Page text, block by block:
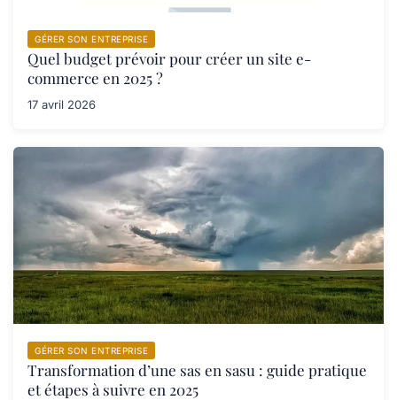
GÉRER SON ENTREPRISE
Quel budget prévoir pour créer un site e-
commerce en 2025 ?
17 avril 2026
GÉRER SON ENTREPRISE
Transformation d’une sas en sasu : guide pratique
et étapes à suivre en 2025